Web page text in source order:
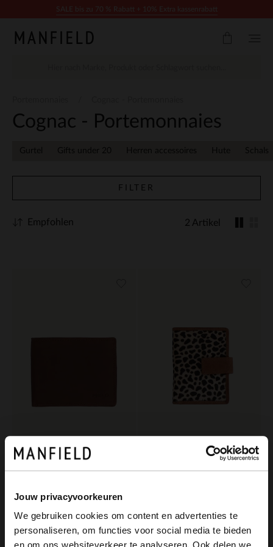
Jouw privacyvoorkeuren
We gebruiken cookies om content en advertenties te
personaliseren, om functies voor social media te bieden
Cognac - Portemonnaies
Gurtel Gifts under 20 Herren accessoires Hute Schals
FILTER
2 Artikel
Empfohlen
Manfield
Cognacfarbenes Lederportemonnaie Portemonnaie mit Gepardenmuster